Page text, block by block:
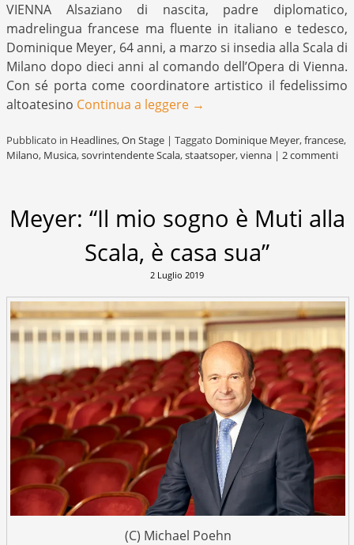
VIENNA Alsaziano di nascita, padre diplomatico,
madrelingua francese ma fluente in italiano e tedesco,
Dominique Meyer, 64 anni, a marzo si insedia alla Scala di
Milano dopo dieci anni al comando dell’Opera di Vienna.
Con sé porta come coordinatore artistico il fedelissimo
altoatesino Continua a leggere →
Pubblicato in Headlines,On Stage | Taggato Dominique Meyer,francese,
Milano, Musica,sovrintendente Scala,staatsoper,vienna | 2 commenti
Meyer: “Il mio sogno è Muti alla
Scala, è casa sua”
2 Luglio 2019
(C) Michael Poehn